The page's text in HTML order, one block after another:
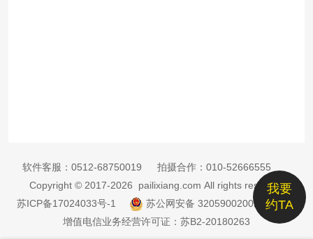
我要
约TA
软件客服： 0512-68750019 拍摄合作： 010-52666555
Copyright © 2017-2026 pailixiang.com All rights reserved
苏ICP备17024033号-1
苏公网安备 32059002002885号
增值电信业务经营许可证：苏B2-20180263